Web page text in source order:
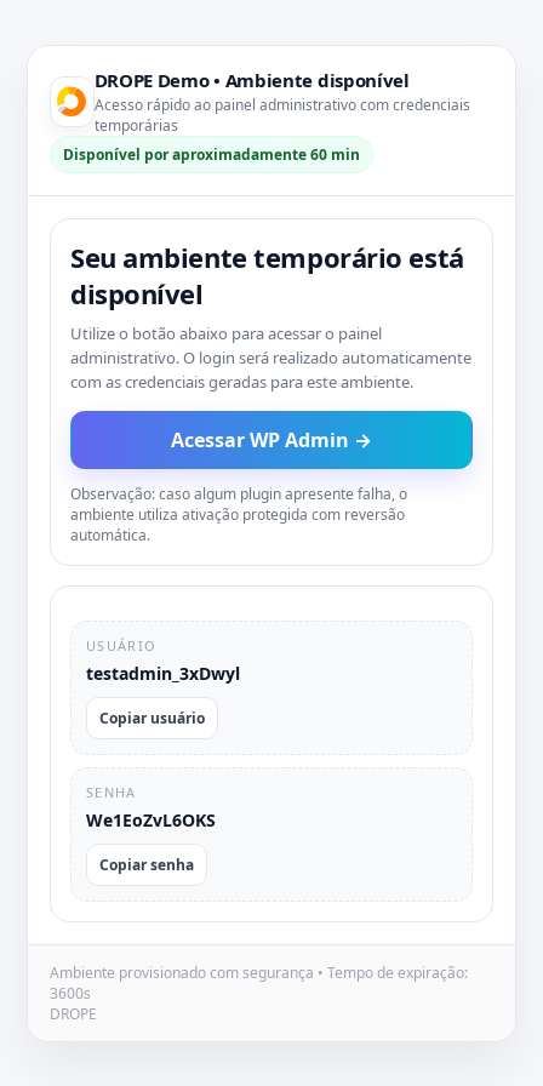
DROPE Demo • Ambiente disponível
Acesso rápido ao painel administrativo com credenciais
temporárias
Disponível por aproximadamente 60 min
Seu ambiente temporário está
disponível
Utilize o botão abaixo para acessar o painel
administrativo. O login será realizado automaticamente
com as credenciais geradas para este ambiente.
Acessar WP Admin →
Observação: caso algum plugin apresente falha, o
ambiente utiliza ativação protegida com reversão
automática.
USUÁRIO
testadmin_3xDwyl
Copiar usuário
SENHA
We1EoZvL6OKS
Copiar senha
Ambiente provisionado com segurança • Tempo de expiração:
3600s
DROPE